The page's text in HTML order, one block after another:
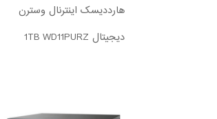
هارددیسک اینترنال وسترن
دیجیتال 1TB WD11PURZ